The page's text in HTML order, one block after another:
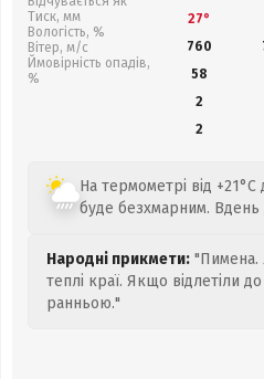
Тиск, мм
Вологість, %
Вітер, м/с
Ймовірність опадів,
%
27°
760
58
2
2
На термометрі від
буде безхмарним.
Народні прикмети: "Пимена.
теплі краї. Якщо відлетіли
ранньою."